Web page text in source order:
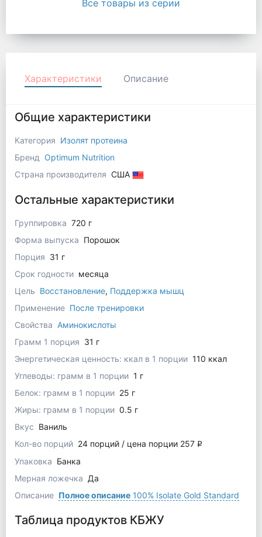
Все товары из серии
Характеристики Описание
Общие характеристики
Категория Изолят протеина
Бренд
Optimum Nutrition
Страна производителя США
Остальные характеристики
Группировка 720 г
Форма выпуска Порошок
Порция 31 г
Срок годности месяца
Цель Восстановление, Поддержка мышц
Применение После тренировки
Свойства Аминокислоты
Грамм 1 порция 31 г
Энергетическая ценность: ккал в 1 порции 110 ккал
Углеводы: грамм в 1 порции 1 г
Белок: грамм в 1 порции 25 г
Жиры: грамм в 1 порции 0.5 г
Вкус Ваниль
Кол-во порций 24 порций / цена порции 257 q
Упаковка Банка
Мерная ложечка Да
Описание Полное описание100% Isolate Gold Standard
Таблица продуктов КБЖУ